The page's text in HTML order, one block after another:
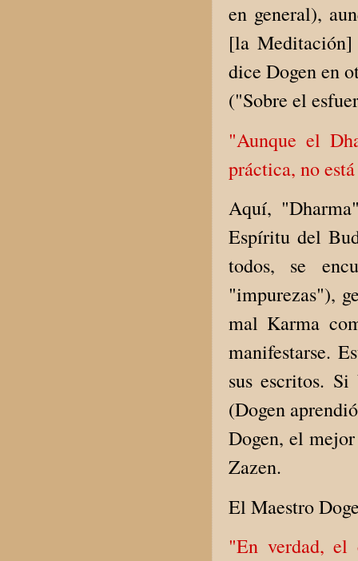
en general),
[la Meditación]
dice Dogen en
("Sobre el
"Aunque el
práctica, no
Aquí,
Espíritu del
todos, se
"impurezas"),
mal Karma
manifestarse.
sus escritos. Si
(Dogen
Dogen, el
Zazen.
El Maestro
"En verdad, el